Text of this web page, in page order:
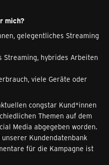
mich?
gelegentliches Streaming
Streaming, hybrides Arbeiten
viele Geräte oder
congstar Kund*innen
Themen auf dem
Media abgegeben worden.
Kundendatenbank
für die Kampagne ist